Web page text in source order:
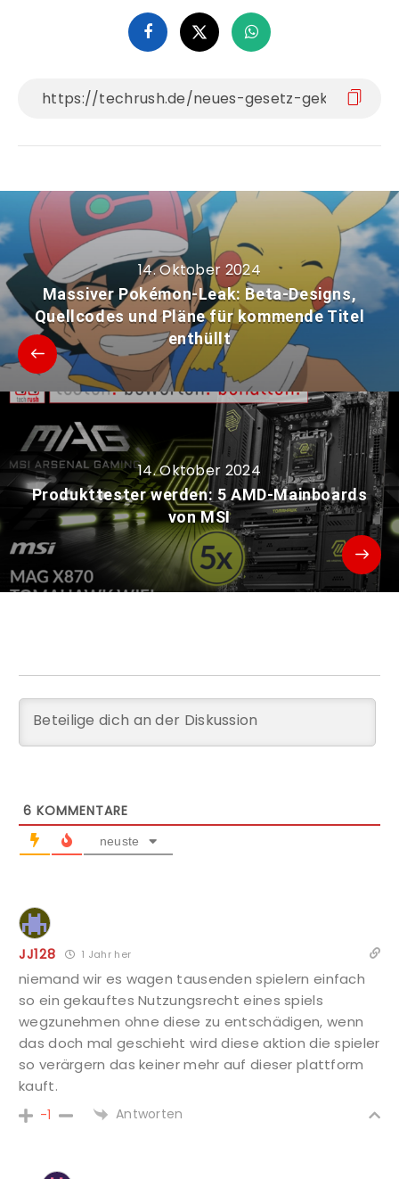
14. Oktober 2024
Massiver Pokémon-Leak: Beta-Designs,
Quellcodes und Pläne für kommende Titel
enthüllt
14. Oktober 2024
Produkttester werden: 5 AMD-Mainboards
von MSI
6 KOMMENTARE
neuste
JJ128 1 Jahr her
niemand wir es wagen tausenden spielern einfach
so ein gekauftes Nutzungsrecht eines spiels
wegzunehmen ohne diese zu entschädigen, wenn
das doch mal geschieht wird diese aktion die spieler
so verärgern das keiner mehr auf dieser plattform
kauft.
-1 Antworten